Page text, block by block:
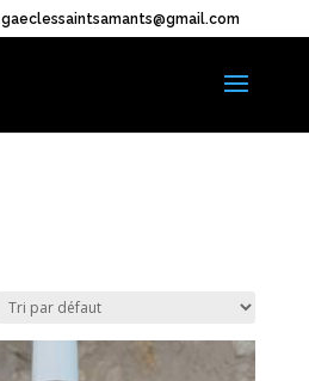
gaeclessaintsamants@gmail.com